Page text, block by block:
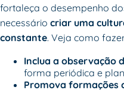
fortaleça o desempenho
necessário criar uma
constante. Veja como
Inclua a observação
forma periódica e
Promova formações